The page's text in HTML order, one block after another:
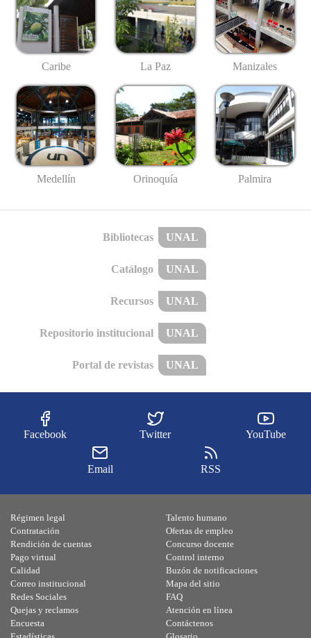
Caribe La Paz Manizales
Medellín Orinoquía Palmira
Bibliotecas UNAL
Catálogo UNAL
Recursos UNAL
Repositorio institucional UNAL
Portal de revistas UNAL
Facebook Twitter YouTube
Email RSS
Régimen legal
Contratación
Rendición de cuentas
Pago virtual
Calidad
Talento humano
Ofertas de empleo
Concurso docente
Control interno
Buzón de notificaciones
Correo institucional
Redes Sociales
Quejas y reclamos
Encuesta
Mapa del sitio
FAQ
Atención en línea
Contáctenos